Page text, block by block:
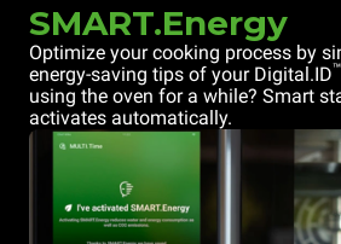
SMART.Energy
Optimize your cooking process by
energy-saving tips of your Digital.ID™
using the oven for a while? Smart
activates automatically.